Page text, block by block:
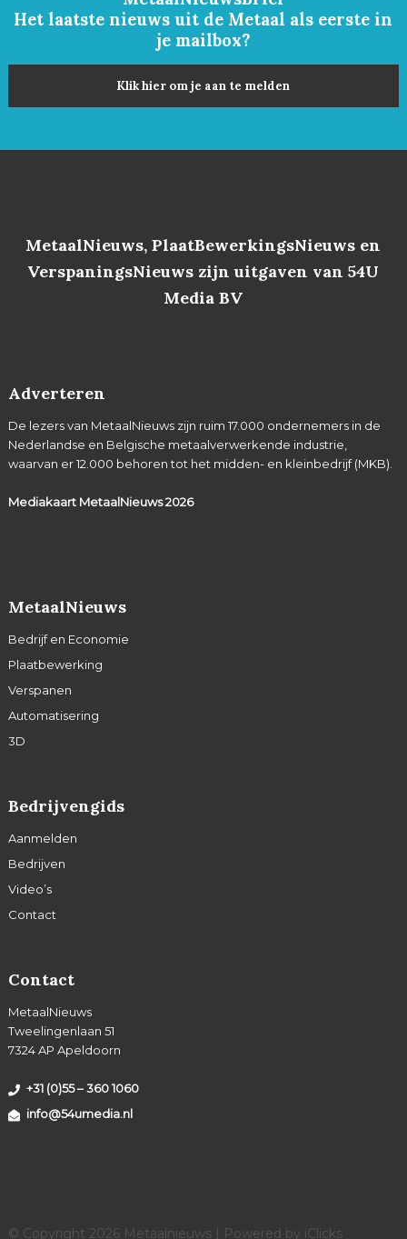
Het laatste nieuws uit de Metaal als eerste in
je mailbox?
Klik hier om je aan te melden
MetaalNieuws, PlaatBewerkingsNieuws en
VerspaningsNieuws zijn uitgaven van 54U
Media BV
Adverteren
De lezers van MetaalNieuws zijn ruim 17.000 ondernemers in de
Nederlandse en Belgische metaalverwerkende industrie,
waarvan er 12.000 behoren tot het midden- en kleinbedrijf (MKB).
Mediakaart MetaalNieuws2026
MetaalNieuws
Bedrijf en Economie
Plaatbewerking
Verspanen
Automatisering
3D
Bedrijvengids
Aanmelden
Bedrijven
Video’s
Contact
Contact
MetaalNieuws
Tweelingenlaan 51
7324 AP Apeldoorn
+31 (0)55 – 360 1060
info@54umedia.nl
© Copyright 2026 Metaalnieuws | Powered by iClicks